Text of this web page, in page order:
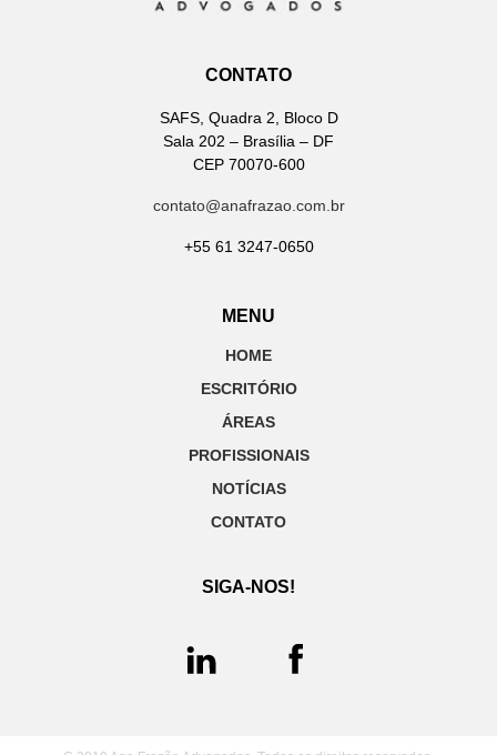
CONTATO
SAFS, Quadra 2, Bloco D
Sala 202 – Brasília – DF
CEP 70070-600
contato@anafrazao.com.br
+55 61 3247-0650
MENU
HOME
ESCRITÓRIO
ÁREAS
PROFISSIONAIS
NOTÍCIAS
CONTATO
SIGA-NOS!